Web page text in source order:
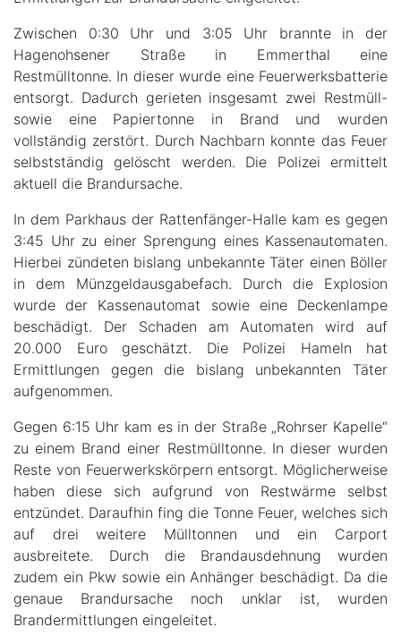
Zwischen 0:30 Uhr und 3:05 Uhr brannte in der
Hagenohsener Straße in Emmerthal eine
Restmülltonne. In dieser wurde eine Feuerwerksbatterie
entsorgt. Dadurch gerieten insgesamt zwei Restmüll-
sowie eine Papiertonne in Brand und wurden
vollständig zerstört. Durch Nachbarn konnte das Feuer
selbstständig gelöscht werden. Die Polizei ermittelt
aktuell die Brandursache.
In dem Parkhaus der Rattenfänger-Halle kam es gegen
3:45 Uhr zu einer Sprengung eines Kassenautomaten.
Hierbei zündeten bislang unbekannte Täter einen Böller
in dem Münzgeldausgabefach. Durch die Explosion
wurde der Kassenautomat sowie eine Deckenlampe
beschädigt. Der Schaden am Automaten wird auf
20.000 Euro geschätzt. Die Polizei Hameln hat
Ermittlungen gegen die bislang unbekannten Täter
aufgenommen.
Gegen 6:15 Uhr kam es in der Straße „Rohrser Kapelle“
zu einem Brand einer Restmülltonne. In dieser wurden
Reste von Feuerwerkskörpern entsorgt. Möglicherweise
haben diese sich aufgrund von Restwärme selbst
entzündet. Daraufhin fing die Tonne Feuer, welches sich
auf drei weitere Mülltonnen und ein Carport
ausbreitete. Durch die Brandausdehnung wurden
zudem ein Pkw sowie ein Anhänger beschädigt. Da die
genaue Brandursache noch unklar ist, wurden
Brandermittlungen eingeleitet.